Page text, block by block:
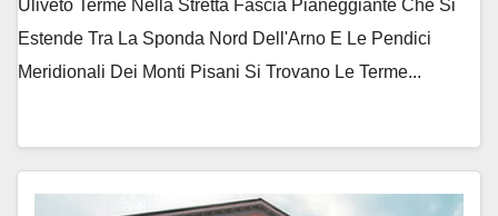
Uliveto Terme Nella Stretta Fascia Pianeggiante Che Si
Estende Tra La Sponda Nord Dell'Arno E Le Pendici
Meridionali Dei Monti Pisani Si Trovano Le Terme...